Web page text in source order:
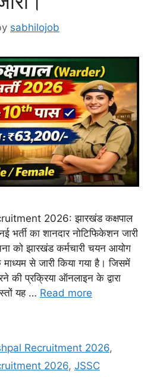
sabhilojob
2026: झारखंड कक्षपाल
भर्ती का शानदार नोटिफिकेशन जारी
को झारखंड कर्मचारी चयन आयोग
से जारी किया गया है। जिसमें
की प्रक्रिया ऑनलाइन के द्वारा
यह … Read more
Recruitment 2026,
2026, JSSC